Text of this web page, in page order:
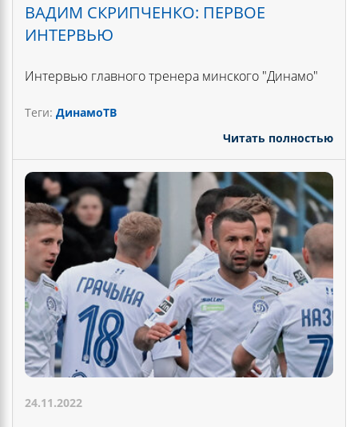
ВАДИМ СКРИПЧЕНКО: ПЕРВОЕ
ИНТЕРВЬЮ
Интервью главного тренера минского "Динамо"
Теги: ДинамоТВ
Читать полностью
24.11.2022